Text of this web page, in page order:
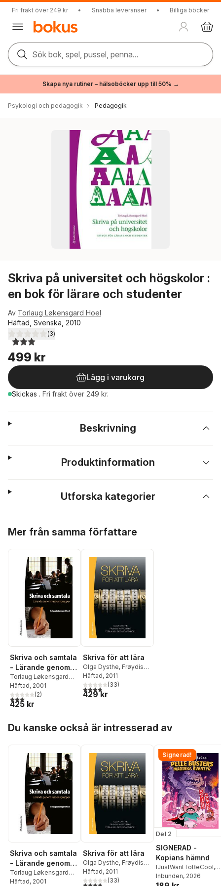
Fri frakt över 249 kr • Snabba leveranser • Billiga böcker
Sök bok, spel, pussel, penna...
Skapa nya rutiner – hälsoböcker upp till 50% →
Psykologi och pedagogik Pedagogik
Skriva på universitet och högskolor :
en bok för lärare och studenter
Av Torlaug Løkensgard Hoel
Häftad, Svenska, 2010
3,0utav 5 stjärnor. Totalt antal röster:
(3)
499 kr
Lägg i varukorg
Skickas . Fri frakt över 249 kr.
Beskrivning
Produktinformation
Utforska kategorier
Mer från samma författare
Skriva och samtala
- Lärande genom
responsgrupper
Torlaug Løkensgard
Hoel
Häftad, 2001
3,0utav 5 stjärnor. Totalt antal röster:
(2)
425 kr
Skriva för att lära
Olga Dysthe, Frøydis
Hertzberg,Torlaug
Løkensgard Hoel
Häftad, 2011
3,8utav 5 stjärnor. Totalt antal röster:
(33)
429 kr
Du kanske också är intresserad av
Skriva och samtala
- Lärande genom
responsgrupper
Torlaug Løkensgard
Hoel
Häftad, 2001
Skriva för att lära
Olga Dysthe, Frøydis
Hertzberg,Torlaug
Løkensgard Hoel
Häftad, 2011
3,8utav 5 stjärnor. Totalt antal röster:
(33)
Signerad!
Del 2
SIGNERAD -
Kopians hämnd
IJustWantToBeCool,
Joel Adolphson
Inbunden, 2026